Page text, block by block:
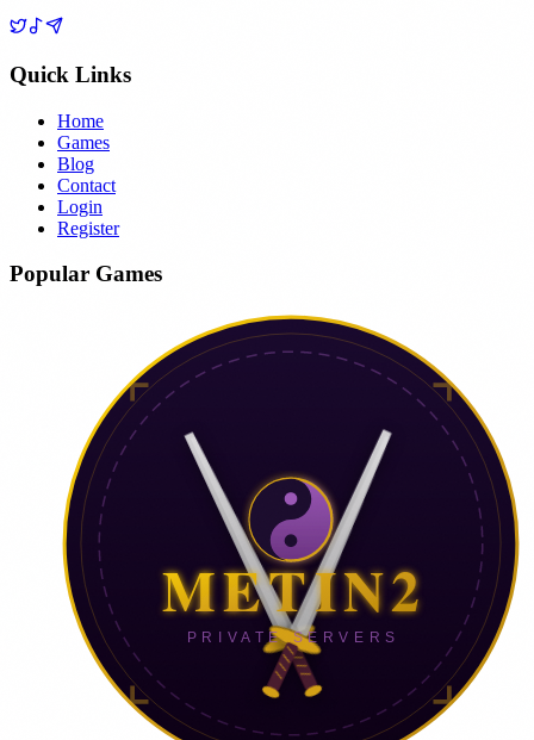
Quick Links
Home
Games
Blog
Contact
Login
Register
Popular Games